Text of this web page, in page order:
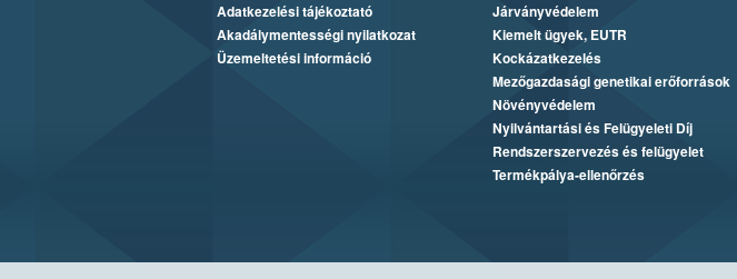
Adatkezelési tájékoztató
Akadálymentességi nyilatkozat
Üzemeltetési információ
Járványvédelem
Kiemelt ügyek, EUTR
Kockázatkezelés
Mezőgazdasági genetikai erőforrások
Növényvédelem
Nyilvántartási és Felügyeleti Díj
Rendszerszervezés és felügyelet
Termékpálya-ellenőrzés